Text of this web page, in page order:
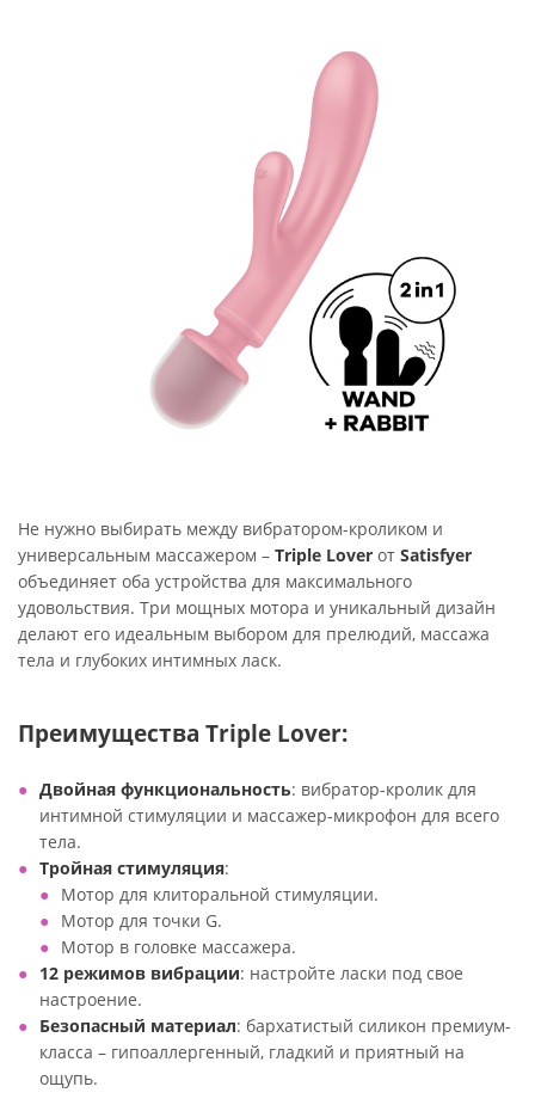
Не нужно выбирать между вибратором-кроликом и
универсальным массажером – Triple Lover от Satisfyer
объединяет оба устройства для максимального
удовольствия. Три мощных мотора и уникальный дизайн
делают его идеальным выбором для прелюдий, массажа
тела и глубоких интимных ласк.
Преимущества Triple Lover:
Двойная функциональность: вибратор-кролик для
интимной стимуляции и массажер-микрофон для всего
тела.
Тройная стимуляция:
Мотор для клиторальной стимуляции.
Мотор для точки G.
Мотор в головке массажера.
12 режимов вибрации: настройте ласки под свое
настроение.
Безопасный материал: бархатистый силикон премиум-
класса – гипоаллергенный, гладкий и приятный на
ощупь.